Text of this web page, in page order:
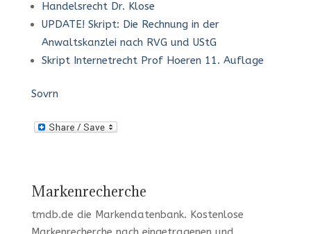
Handelsrecht Dr. Klose
UPDATE! Skript: Die Rechnung in der
Anwaltskanzlei nach RVG und UStG
Skript Internetrecht Prof Hoeren 11. Auflage
Sovrn
Markenrecherche
tmdb.de die Markendatenbank. Kostenlose